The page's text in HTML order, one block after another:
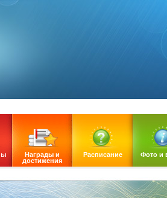
Награды и
достижения
Расписание Фото и